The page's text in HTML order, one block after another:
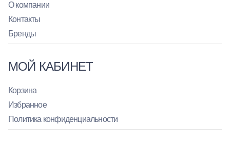
О компании
Контакты
Бренды
МОЙ КАБИНЕТ
Корзина
Избранное
Политика конфиденциальности